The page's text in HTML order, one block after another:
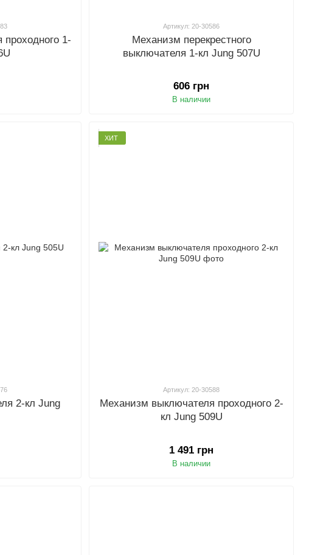
1-
Артикул: 20-30586
Механизм перекрестного
выключателя 1-кл Jung 507U
606 грн
В наличии
2-кл Jung
ХИТ
Артикул: 20-30588
Механизм выключателя проходного 2-
кл Jung 509U
1 491 грн
В наличии